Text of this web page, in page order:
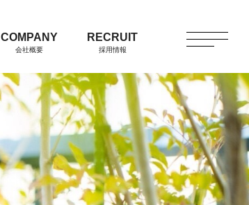
COMPANY
会社概要
RECRUIT
採用情報